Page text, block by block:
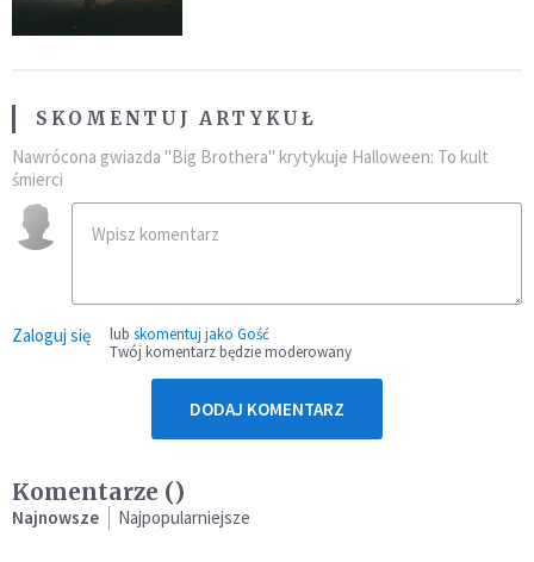
SKOMENTUJ ARTYKUŁ
Nawrócona gwiazda "Big Brothera" krytykuje Halloween: To kult
śmierci
Zaloguj się lub skomentuj jako Gość
Twój komentarz będzie moderowany
DODAJ KOMENTARZ
Komentarze ()
Najnowsze Najpopularniejsze